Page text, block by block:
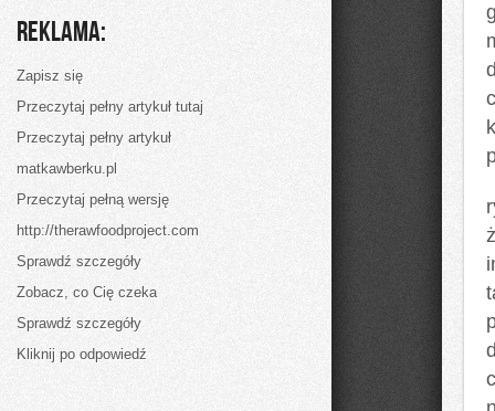
Reklama:
Zapisz się
Przeczytaj pełny artykuł tutaj
Przeczytaj pełny artykuł
matkawberku.pl
Przeczytaj pełną wersję
http://therawfoodproject.com
Sprawdź szczegóły
Zobacz, co Cię czeka
Sprawdź szczegóły
Kliknij po odpowiedź